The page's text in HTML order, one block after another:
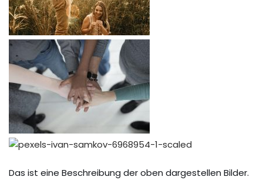
Das ist eine Beschreibung der oben dargestellen Bilder.